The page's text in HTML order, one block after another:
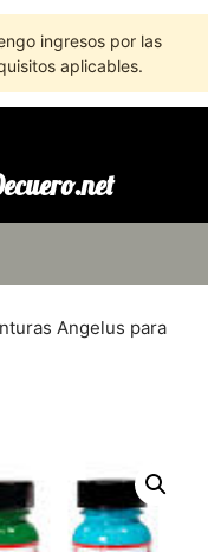
ingresos por las
aplicables.
Angelus para